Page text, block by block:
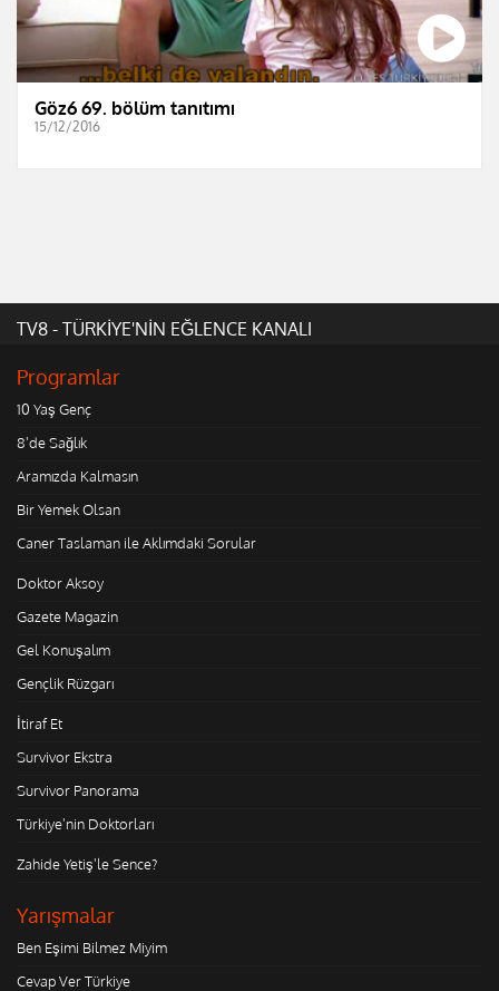
Göz6 69. bölüm tanıtımı
15/12/2016
TV8 - TÜRKİYE'NİN EĞLENCE KANALI
Programlar
10 Yaş Genç
8'de Sağlık
Aramızda Kalmasın
Bir Yemek Olsan
Caner Taslaman ile Aklımdaki Sorular
Doktor Aksoy
Gazete Magazin
Gel Konuşalım
Gençlik Rüzgarı
İtiraf Et
Survivor Ekstra
Survivor Panorama
Türkiye'nin Doktorları
Zahide Yetiş'le Sence?
Yarışmalar
Ben Eşimi Bilmez Miyim
Cevap Ver Türkiye